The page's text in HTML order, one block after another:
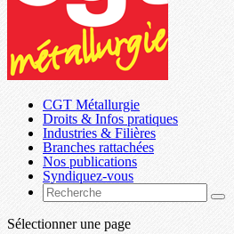
CGT Métallurgie
Droits & Infos pratiques
Industries & Filières
Branches rattachées
Nos publications
Syndiquez-vous
Sélectionner une page